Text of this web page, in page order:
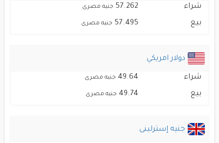
شراء 57.262 جنيه مصرى
بيع 57.495 جنيه مصرى
دولار امريكي
شراء 49.64 جنيه مصرى
بيع 49.74 جنيه مصرى
جنيه إسترلينى